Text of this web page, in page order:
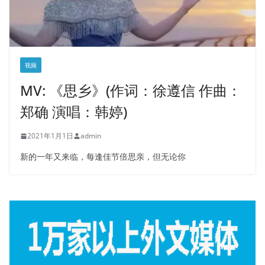
视频
MV: 《思乡》(作词：徐遵信 作曲：
郑确 演唱：韩婷)
2021年1月1日 admin
新的一年又来临，每逢佳节倍思亲，但无论你